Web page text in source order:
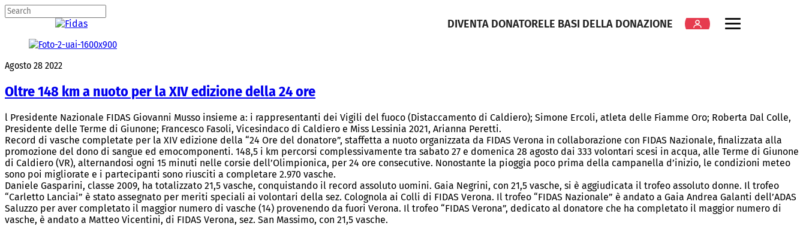
DIVENTA DONATORELE BASI DELLA DONAZIONE
Agosto 28 2022
Oltre 148 km a nuoto per la XIV edizione della 24 ore
l Presidente Nazionale FIDAS Giovanni Musso insieme a: i rappresentanti dei Vigili del fuoco (Distaccamento di Caldiero); Simone Ercoli, atleta delle Fiamme Oro; Roberta Dal Colle,
Presidente delle Terme di Giunone; Francesco Fasoli, Vicesindaco di Caldiero e Miss Lessinia 2021, Arianna Peretti.
Record di vasche completate per la XIV edizione della “24 Ore del donatore”, staffetta a nuoto organizzata da FIDAS Verona in collaborazione con FIDAS Nazionale, finalizzata alla
promozione del dono di sangue ed emocomponenti. 148,5 i km percorsi complessivamente tra sabato 27 e domenica 28 agosto dai 333 volontari scesi in acqua, alle Terme di Giunone
di Caldiero (VR), alternandosi ogni 15 minuti nelle corsie dell’Olimpionica, per 24 ore consecutive. Nonostante la pioggia poco prima della campanella d’inizio, le condizioni meteo
sono poi migliorate e i partecipanti sono riusciti a completare 2.970 vasche.
Daniele Gasparini, classe 2009, ha totalizzato 21,5 vasche, conquistando il record assoluto uomini. Gaia Negrini, con 21,5 vasche, si è aggiudicata il trofeo assoluto donne. Il trofeo
“Carletto Lanciai” è stato assegnato per meriti speciali ai volontari della sez. Colognola ai Colli di FIDAS Verona. Il trofeo “FIDAS Nazionale” è andato a Gaia Andrea Galanti dell’ADAS
Saluzzo per aver completato il maggior numero di vasche (14) provenendo da fuori Verona. Il trofeo “FIDAS Verona”, dedicato al donatore che ha completato il maggior numero di
vasche, è andato a Matteo Vicentini, di FIDAS Verona, sez. San Massimo, con 21,5 vasche.